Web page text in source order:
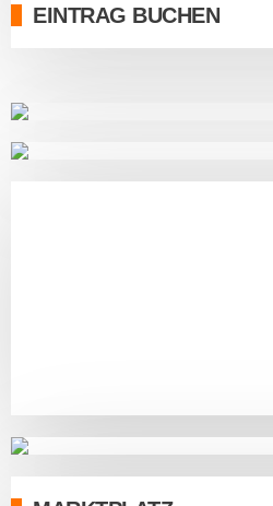
EINTRAG BUCHEN